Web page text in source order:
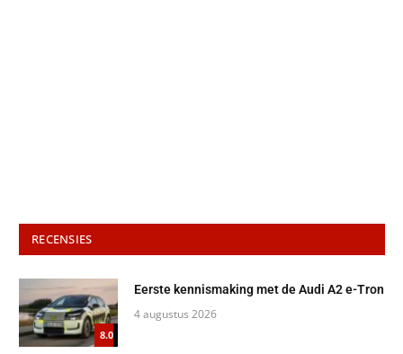
RECENSIES
8.0
Eerste kennismaking met de Audi A2 e-Tron
4 augustus 2026